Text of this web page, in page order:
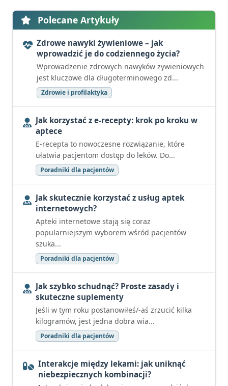
Polecane Artykuły
Zdrowe nawyki żywieniowe – jak
wprowadzić je do codziennego życia?
Wprowadzenie zdrowych nawyków żywieniowych
jest kluczowe dla długoterminowego zd...
Zdrowie i profilaktyka
Jak korzystać z e-recepty: krok po kroku w
aptece
E-recepta to nowoczesne rozwiązanie, które
ułatwia pacjentom dostęp do leków. Do...
Poradniki dla pacjentów
Jak skutecznie korzystać z usług aptek
internetowych?
Apteki internetowe stają się coraz
popularniejszym wyborem wśród pacjentów
szuka...
Poradniki dla pacjentów
Jak szybko schudnąć? Proste zasady i
skuteczne suplementy
Jeśli w tym roku postanowiłeś/-aś zrzucić kilka
kilogramów, jest jedna dobra wia...
Poradniki dla pacjentów
Interakcje między lekami: jak uniknąć
niebezpiecznych kombinacji?